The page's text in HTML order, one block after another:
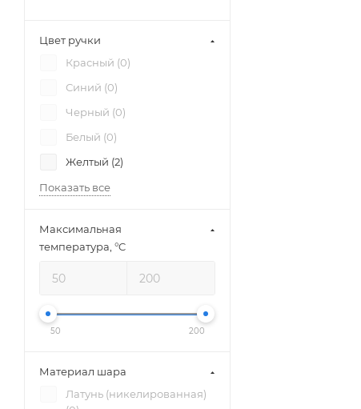
Цвет ручки
Красный (0)
Синий (0)
Черный (0)
Белый (0)
Желтый (2)
Показать все
Максимальная
температура, °C
50 200
Материал шара
Латунь (никелированная)